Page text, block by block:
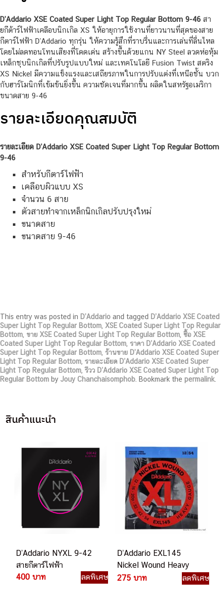
D’Addario XSE Coated Super Light Top Regular Bottom 9-46 สา
ยกีต้าร์ไฟฟ้าเคลือบนิกเกิล XS ให้อายุการใช้งานที่ยาวนานที่สุดของสาย
กีตาร์ไฟฟ้า D’Addario ทุกรุ่น ให้ความรู้สึกที่ราบรื่นและการเล่นที่ลื่นไหล
โดยไม่ลดทอนโทนเสียงที่โดดเด่น สร้างขึ้นด้วยแกน NY Steel ลวดห่อหุ้ม
เหล็กชุบนิกเกิลที่ปรับรูปแบบใหม่ และเทคโนโลยี Fusion Twist สตริง
XS Nickel มีความแข็งแรงและเสถียรภาพในการปรับแต่งที่เหนือชั้น บวก
กับฮาร์โมนิกที่เข้มข้นยิ่งขึ้น ความชัดเจนที่มากขึ้น ผลิตในสหรัฐอเมริกา
ขนาดสาย 9-46
รายละเอียดคุณสมบัติ
รายละเอียด D’Addario XSE Coated Super Light Top Regular Bottom
9-46
สำหรับกีตาร์ไฟฟ้า
เคลือบผิวแบบ XS
จำนวน 6 สาย
ตัวสายทำจากเหล็กนิกเกิลปรับปรุงใหม่
ขนาดสาย
ขนาดสาย 9-46
This entry was posted in D’Addario and tagged D’Addario XSE Coated
Super Light Top Regular Bottom XSE Coated Super Light Top Regular
Bottom ขาย XSE Coated Super Light Top Regular Bottom ซื้อ XSE
Coated Super Light Top Regular Bottom ราคา D’Addario XSE Coated
Super Light Top Regular Bottom ร้านขาย D’Addario XSE Coated Super
Light Top Regular Bottom รายละเอียด D’Addario XSE Coated Super
Light Top Regular Bottom ,รีวว D’Addario XSE Coated Super Light Top
Regular Bottom by Jouy Chanchaisomphob . Bookmark the permalink
สินค้าแนะนำ
D’Addario NYXL 9-42
สายกีตาร์ไฟฟ้า
400 บาท
ลดพิเศษ
D’Addario EXL145
Nickel Wound Heavy
012-054
275 บาท ลดพิเศษ